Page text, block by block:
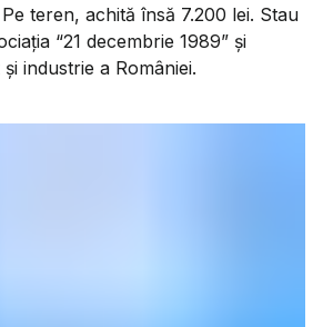
teren, achită însă 7.200 lei. Stau
“21 decembrie 1989” și
industrie a României.